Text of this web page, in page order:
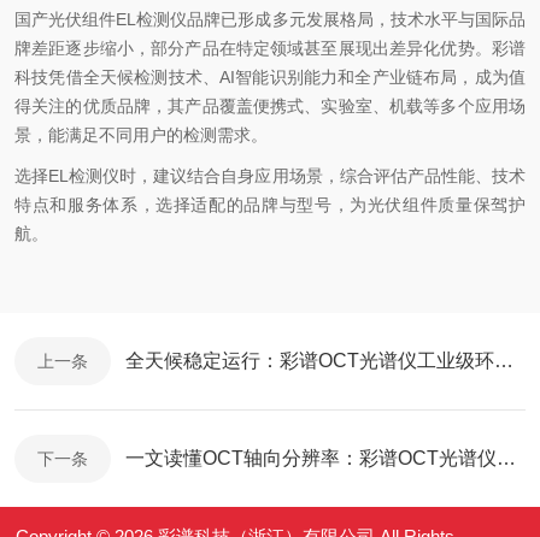
国产光伏组件EL检测仪品牌已形成多元发展格局，技术水平与国际品
牌差距逐步缩小，部分产品在特定领域甚至展现出差异化优势。彩谱
科技凭借全天候检测技术、AI智能识别能力和全产业链布局，成为值
得关注的优质品牌，其产品覆盖便携式、实验室、机载等多个应用场
景，能满足不同用户的检测需求。
选择EL检测仪时，建议结合自身应用场景，综合评估产品性能、技术
特点和服务体系，选择适配的品牌与型号，为光伏组件质量保驾护
航。
上一条 全天候稳定运行：彩谱OCT光谱仪工业级环境适配能力与结构设计解析
下一条 一文读懂OCT轴向分辨率：彩谱OCT光谱仪超高分辨率背后的技术逻辑